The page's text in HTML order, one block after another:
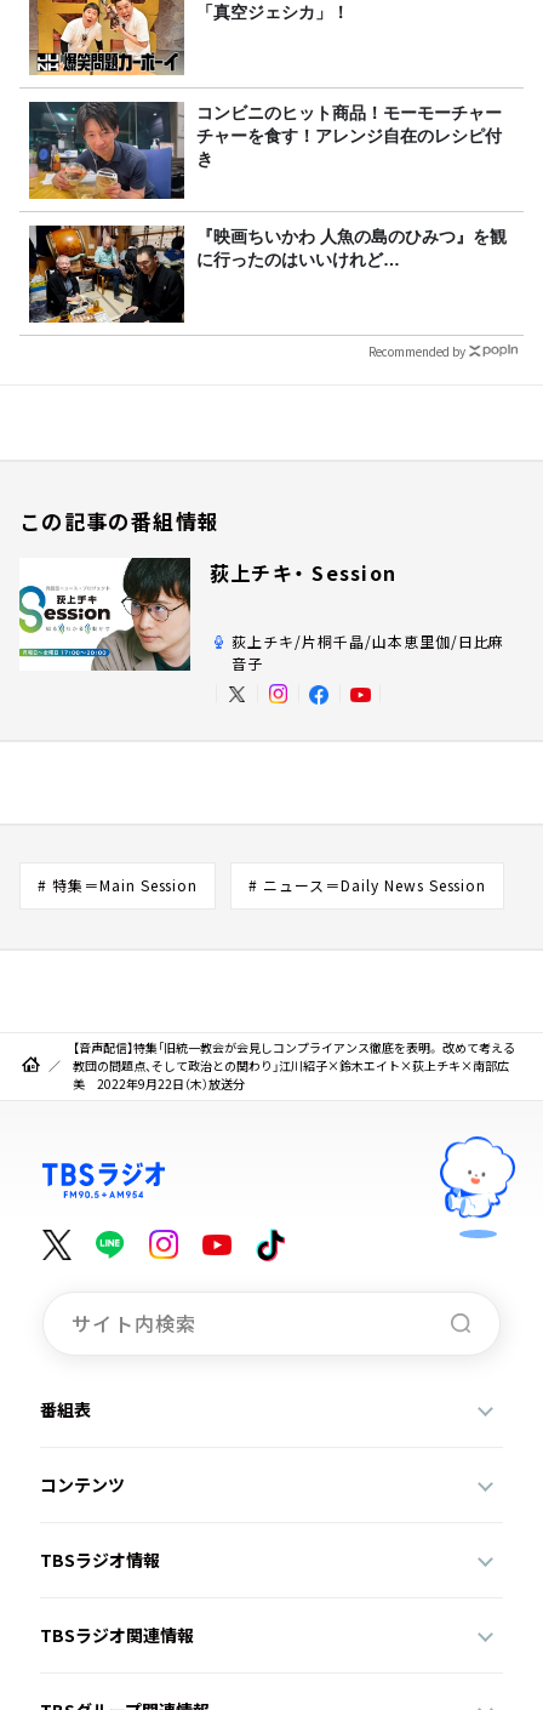
「真空ジェシカ」！
コンビニのヒット商品！モーモーチャー
チャーを食す！アレンジ自在のレシピ付
き
『映画ちいかわ 人魚の島のひみつ』を観
に行ったのはいいけれど…
Recommended by
この記事の番組情報
荻上チキ・ Session
荻上チキ/片桐千晶/山本恵里伽/日比麻
音子
# 特集＝Main Session # ニュース＝Daily News Session
【音声配信】特集「旧統一教会が会見しコンプライアンス徹底を表明。 改めて考える
教団の問題点、そして政治との関わり」江川紹子×鈴木エイト×荻上チキ×南部広
美 2022年9月22日（木）放送分
番組表
コンテンツ
TBSラジオ情報
TBSラジオ関連情報